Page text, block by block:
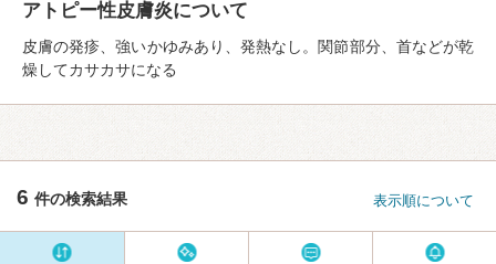
アトピー性皮膚炎について
皮膚の発疹、強いかゆみあり、発熱なし。関節部分、首などが乾
燥してカサカサになる
6 件の検索結果 表示順について